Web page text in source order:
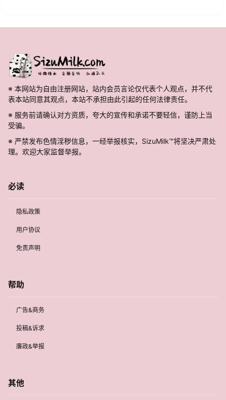
※ 本网站为自由注册网站，站内会员言论仅代表个人观点，并不代
表本站同意其观点，本站不承担由此引起的任何法律责任。
※ 服务前请确认对方资质，夸大的宣传和承诺不要轻信，谨防上当
受骗。
※ 严禁发布色情淫秽信息，一经举报核实，SizuMilk™将坚决严肃处
理。欢迎大家监督举报。
必读
隐私政策
用户协议
免责声明
帮助
广告&商务
投稿&诉求
廉政&举报
其他